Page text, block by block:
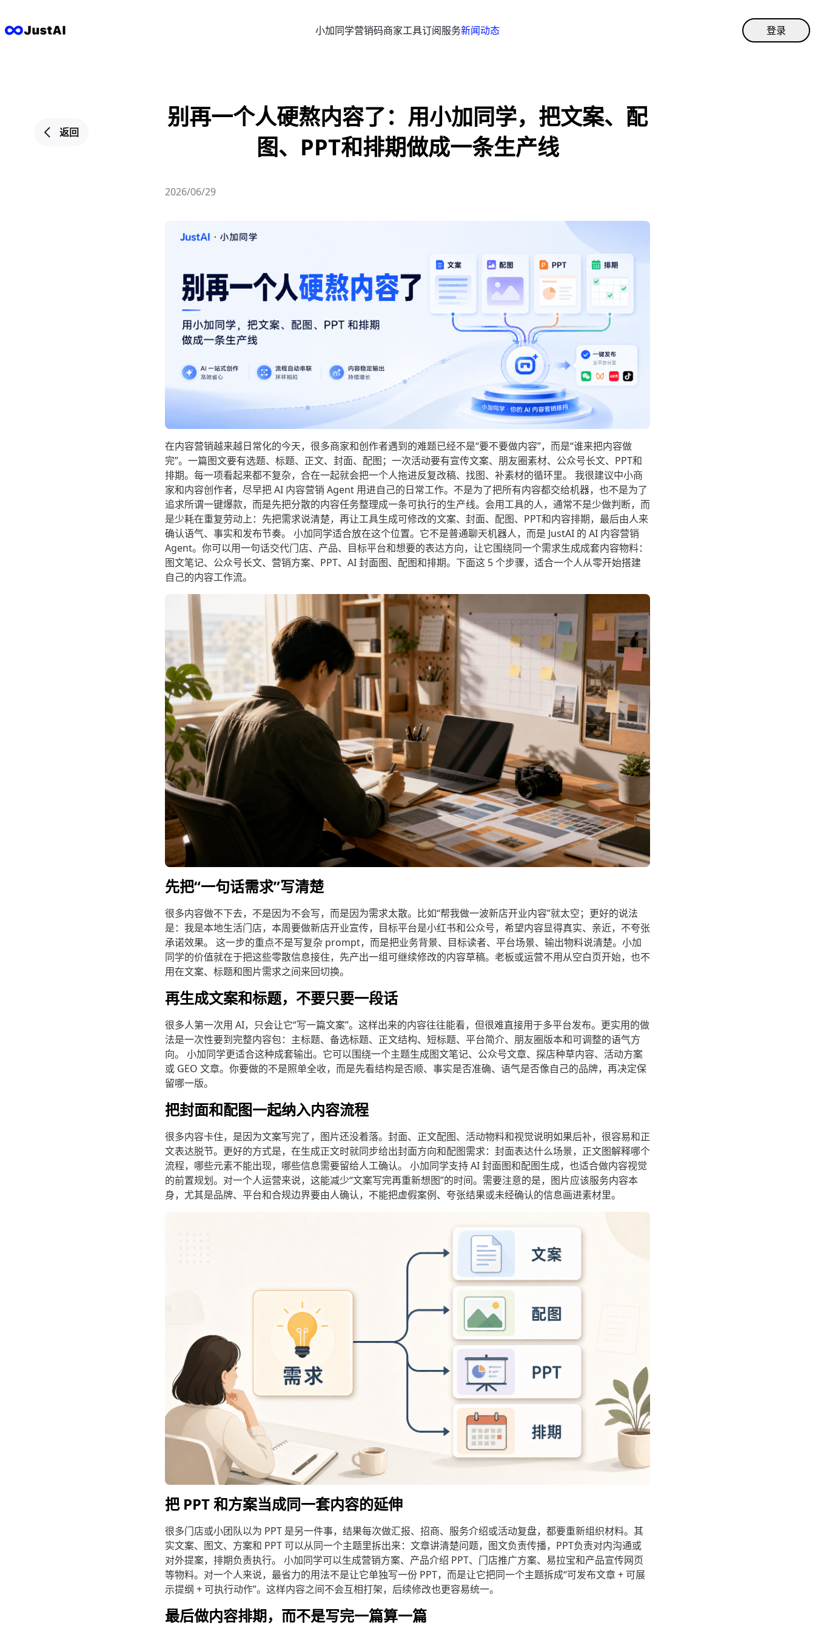
小加同学营销码商家工具订阅服务新闻动态 登录
返回
别再一个人硬熬内容了：用小加同学，把文案、配
图、PPT和排期做成一条生产线
2026/06/29
在内容营销越来越日常化的今天，很多商家和创作者遇到的难题已经不是“要不要做内容”，而是“谁来把内容做
完”。一篇图文要有选题、标题、正文、封面、配图；一次活动要有宣传文案、朋友圈素材、公众号长文、PPT和
排期。每一项看起来都不复杂，合在一起就会把一个人拖进反复改稿、找图、补素材的循环里。 我很建议中小商
家和内容创作者，尽早把 AI 内容营销 Agent 用进自己的日常工作。不是为了把所有内容都交给机器，也不是为了
追求所谓一键爆款，而是先把分散的内容任务整理成一条可执行的生产线。会用工具的人，通常不是少做判断，而
是少耗在重复劳动上：先把需求说清楚，再让工具生成可修改的文案、封面、配图、PPT和内容排期，最后由人来
确认语气、事实和发布节奏。 小加同学适合放在这个位置。它不是普通聊天机器人，而是 JustAI 的 AI 内容营销
Agent。你可以用一句话交代门店、产品、目标平台和想要的表达方向，让它围绕同一个需求生成成套内容物料：
图文笔记、公众号长文、营销方案、PPT、AI 封面图、配图和排期。下面这 5 个步骤，适合一个人从零开始搭建
自己的内容工作流。
先把“一句话需求”写清楚
很多内容做不下去，不是因为不会写，而是因为需求太散。比如“帮我做一波新店开业内容”就太空；更好的说法
是：我是本地生活门店，本周要做新店开业宣传，目标平台是小红书和公众号，希望内容显得真实、亲近，不夸张
承诺效果。 这一步的重点不是写复杂 prompt，而是把业务背景、目标读者、平台场景、输出物料说清楚。小加
同学的价值就在于把这些零散信息接住，先产出一组可继续修改的内容草稿。老板或运营不用从空白页开始，也不
用在文案、标题和图片需求之间来回切换。
再生成文案和标题，不要只要一段话
很多人第一次用 AI，只会让它“写一篇文案”。这样出来的内容往往能看，但很难直接用于多平台发布。更实用的做
法是一次性要到完整内容包：主标题、备选标题、正文结构、短标题、平台简介、朋友圈版本和可调整的语气方
向。 小加同学更适合这种成套输出。它可以围绕一个主题生成图文笔记、公众号文章、探店种草内容、活动方案
或 GEO 文章。你要做的不是照单全收，而是先看结构是否顺、事实是否准确、语气是否像自己的品牌，再决定保
留哪一版。
把封面和配图一起纳入内容流程
很多内容卡住，是因为文案写完了，图片还没着落。封面、正文配图、活动物料和视觉说明如果后补，很容易和正
文表达脱节。更好的方式是，在生成正文时就同步给出封面方向和配图需求：封面表达什么场景，正文图解释哪个
流程，哪些元素不能出现，哪些信息需要留给人工确认。 小加同学支持 AI 封面图和配图生成，也适合做内容视觉
的前置规划。对一个人运营来说，这能减少“文案写完再重新想图”的时间。需要注意的是，图片应该服务内容本
身，尤其是品牌、平台和合规边界要由人确认，不能把虚假案例、夸张结果或未经确认的信息画进素材里。
把 PPT 和方案当成同一套内容的延伸
很多门店或小团队以为 PPT 是另一件事，结果每次做汇报、招商、服务介绍或活动复盘，都要重新组织材料。其
实文案、图文、方案和 PPT 可以从同一个主题里拆出来：文章讲清楚问题，图文负责传播，PPT负责对内沟通或
对外提案，排期负责执行。 小加同学可以生成营销方案、产品介绍 PPT、门店推广方案、易拉宝和产品宣传网页
等物料。对一个人来说，最省力的用法不是让它单独写一份 PPT，而是让它把同一个主题拆成“可发布文章 + 可展
示提纲 + 可执行动作”。这样内容之间不会互相打架，后续修改也更容易统一。
最后做内容排期，而不是写完一篇算一篇